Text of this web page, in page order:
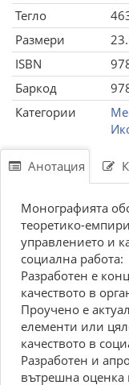
Тегло
Размери
ISBN
Баркод
Категории
Анотация
Монографията
теоретико-
управлението и
социална работа:
Разработен е
качеството в
Проучено е
елементи или
качеството в
Разработен и
вътрешна оценка